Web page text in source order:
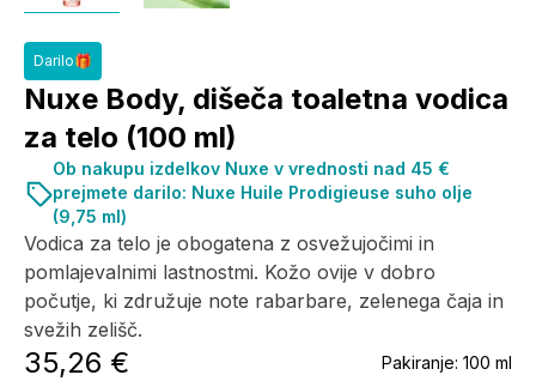
Darilo🎁
Nuxe Body, dišeča toaletna vodica
za telo (100 ml)
Vodica za telo je obogatena z osvežujočimi in
pomlajevalnimi lastnostmi. Kožo ovije v dobro
počutje, ki združuje note rabarbare, zelenega čaja in
svežih zelišč.
35,26 € Pakiranje: 100 ml
Ob nakupu izdelkov Nuxe v vrednosti nad 45 €
prejmete darilo: Nuxe Huile Prodigieuse suho olje
(9,75 ml)